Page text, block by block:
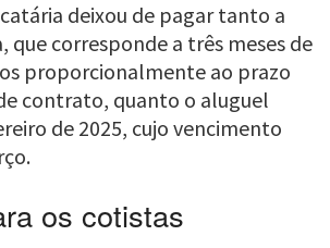
deixou de pagar tanto a
que corresponde a três meses de
proporcionalmente ao prazo
contrato, quanto o aluguel
de 2025, cujo vencimento
os cotistas